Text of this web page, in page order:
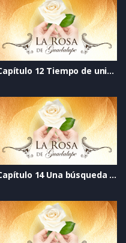
Capítulo 12 Tiempo de unión
Capítulo 14 Una búsqueda de amor